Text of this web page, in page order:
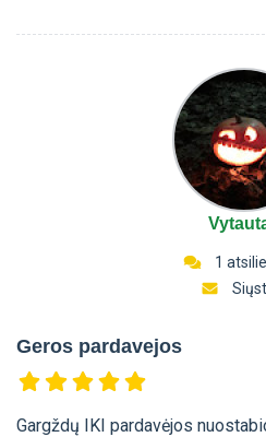
1
Geros pardavejos
Gargždų IKI pardavėjos